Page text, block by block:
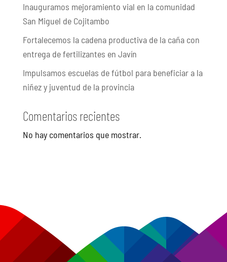
Inauguramos mejoramiento vial en la comunidad
San Miguel de Cojitambo
Fortalecemos la cadena productiva de la caña con
entrega de fertilizantes en Javín
Impulsamos escuelas de fútbol para beneficiar a la
niñez y juventud de la provincia
Comentarios recientes
No hay comentarios que mostrar.